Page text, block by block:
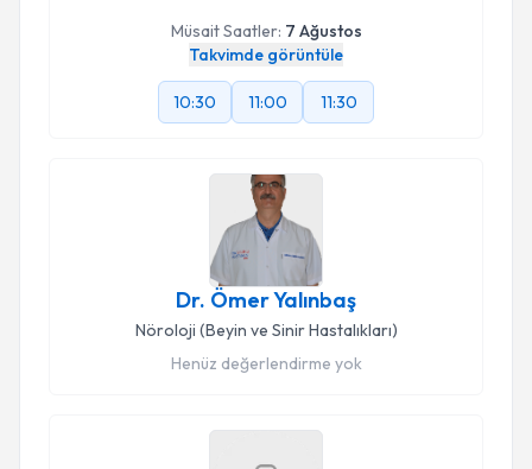
Müsait Saatler: 7 Ağustos
Takvimde görüntüle
10:30 11:00 11:30
Dr. Ömer Yalınbaş
Nöroloji (Beyin ve Sinir Hastalıkları)
Henüz değerlendirme yok